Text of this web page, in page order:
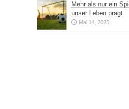
Mehr als nur ein
unser Leben prägt
Mai 14, 2025